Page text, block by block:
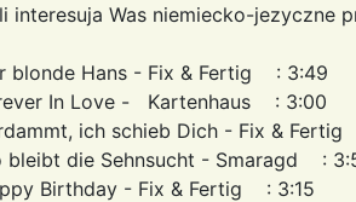
interesuja Was niemiecko-jezyczne
blonde Hans - Fix & Fertig : 3:49
In Love - Kartenhaus : 3:00
ich schieb Dich - Fix &
bleibt die Sehnsucht - Smaragd :
Birthday - Fix & Fertig : 3:15